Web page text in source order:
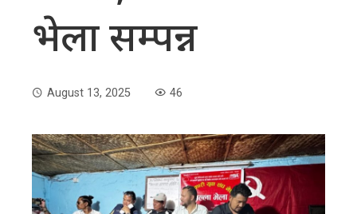
भेला सम्पन्न
August 13, 2025 46